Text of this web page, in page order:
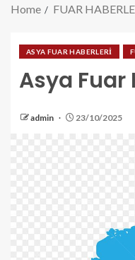
Home FUAR
ASYA FUAR HABERLERİ
Asya Fuar
admin 23/10/2025